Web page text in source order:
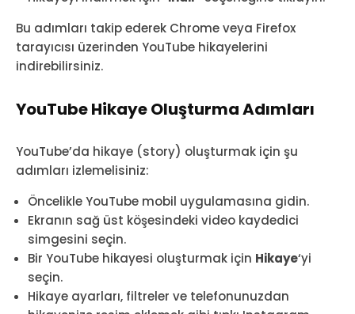
Bu adımları takip ederek Chrome veya Firefox
tarayıcısı üzerinden YouTube hikayelerini
indirebilirsiniz.
YouTube Hikaye Oluşturma Adımları
YouTube’da hikaye (story) oluşturmak için şu
adımları izlemelisiniz:
Öncelikle YouTube mobil uygulamasına gidin.
Ekranın sağ üst köşesindeki video kaydedici
simgesini seçin.
Bir YouTube hikayesi oluşturmak için Hikaye‘yi
seçin.
Hikaye ayarları, filtreler ve telefonunuzdan